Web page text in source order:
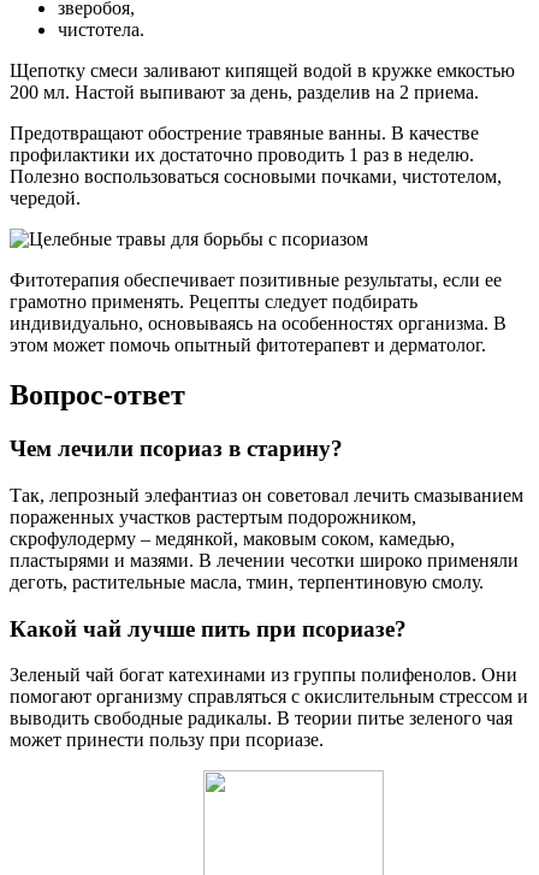
зверобоя,
чистотела.
Щепотку смеси заливают кипящей водой в кружке емкостью
200 мл. Настой выпивают за день, разделив на 2 приема.
Предотвращают обострение травяные ванны. В качестве
профилактики их достаточно проводить 1 раз в неделю.
Полезно воспользоваться сосновыми почками, чистотелом,
чередой.
Фитотерапия обеспечивает позитивные результаты, если ее
грамотно применять. Рецепты следует подбирать
индивидуально, основываясь на особенностях организма. В
этом может помочь опытный фитотерапевт и дерматолог.
Вопрос-ответ
Чем лечили псориаз в старину?
Так, лепрозный элефантиаз он советовал лечить смазыванием
пораженных участков растертым подорожником,
скрофулодерму – медянкой, маковым соком, камедью,
пластырями и мазями. В лечении чесотки широко применяли
деготь, растительные масла, тмин, терпентиновую смолу.
Какой чай лучше пить при псориазе?
Зеленый чай богат катехинами из группы полифенолов. Они
помогают организму справляться с окислительным стрессом и
выводить свободные радикалы. В теории питье зеленого чая
может принести пользу при псориазе.